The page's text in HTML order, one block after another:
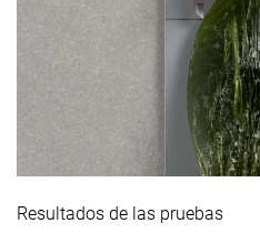
Resultados de las pruebas